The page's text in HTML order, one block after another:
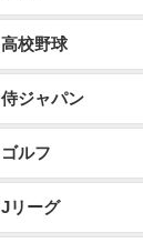
高校野球
侍ジャパン
ゴルフ
Jリーグ